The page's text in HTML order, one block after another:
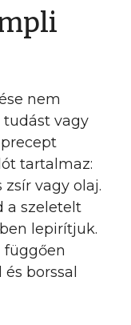
nem
vagy
tartalmaz:
zsír vagy olaj.
a szeletelt
lepirítjuk.
függően
borssal